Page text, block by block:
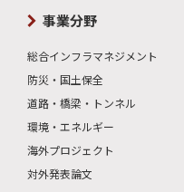
事業分野
総合インフラマネジメント
防災・国土保全
道路・橋梁・トンネル
環境・エネルギー
海外プロジェクト
対外発表論文